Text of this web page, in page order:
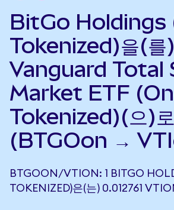
BitGo Holdings
Tokenized)을(를)
Vanguard Total
Market ETF
Tokenized)(으)
(BTGOon →
BTGOON/VTION: 1 BITGO
TOKENIZED)은(는) 0.012761